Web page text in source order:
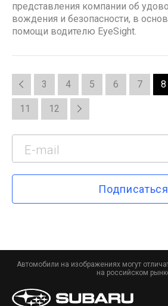
представления компании об
вождения и безопасности, в
помощи водителю EyeSight.
3 4 5 6 7 8
11 12
Подписаться
Автомобили на изображениях могут
на российском